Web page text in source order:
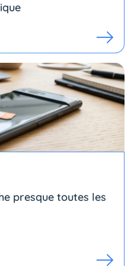
presque toutes les